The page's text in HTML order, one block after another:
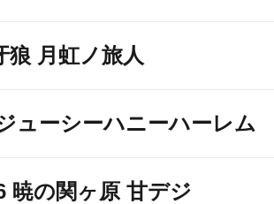
狼 月虹ノ旅人
ューシーハニーハーレム
暁の関ヶ原 甘デジ